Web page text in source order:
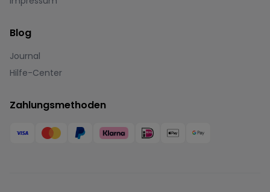
Blog
Journal
Hilfe-Center
Zahlungsmethoden